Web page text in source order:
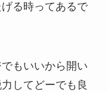
る時ってあるで
もいいから開い
してどーでも良